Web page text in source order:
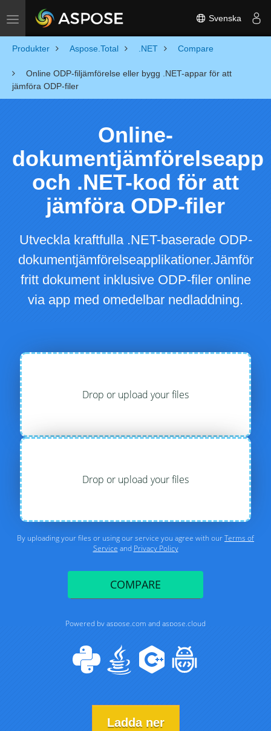
Toggle navigation Svenska
Produkter Aspose.Total .NET Compare
Online ODP-filjämförelse eller bygg .NET-appar för att
jämföra ODP-filer
Online-
dokumentjämförelseapp
och .NET-kod för att
jämföra ODP-filer
Utveckla kraftfulla .NET-baserade ODP-
dokumentjämförelseapplikationer.Jämför
fritt dokument inklusive ODP-filer online
via app med omedelbar nedladdning.
Ladda ner